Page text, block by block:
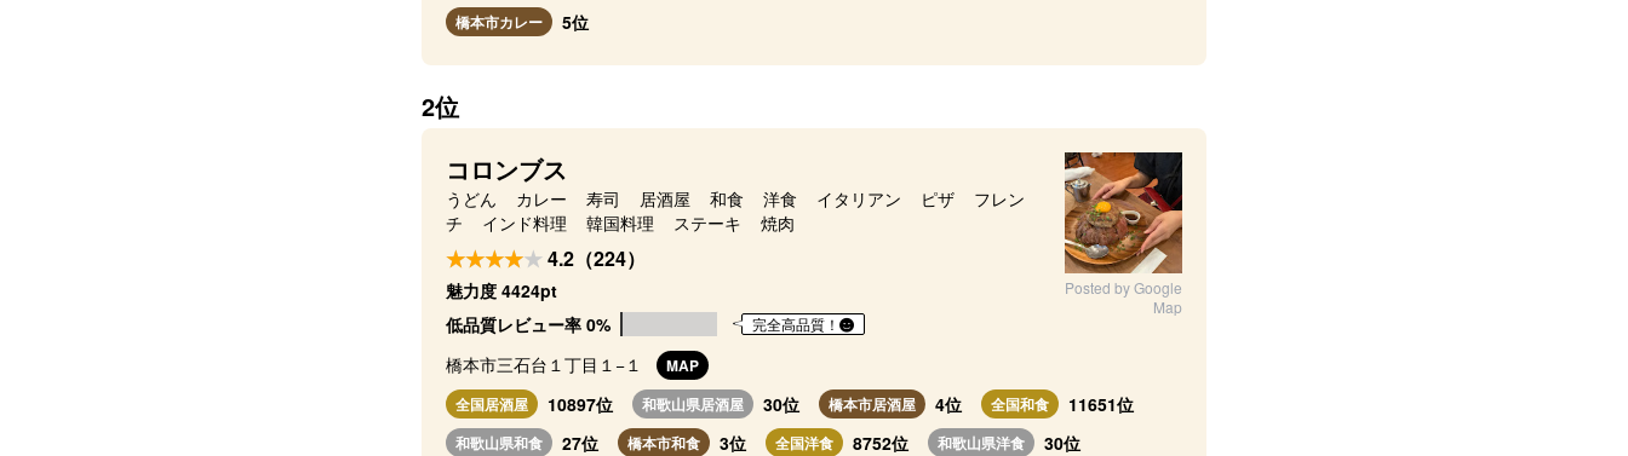
橋本市カレー 5位
2位
コロンブス
うどん カレー 寿司 居酒屋 和食 洋食 イタリアン ピザ
フレン
チ
インド料理 韓国料理 ステーキ 焼肉
4.2（224）
魅力度 4424pt
低品質レビュー率 0%
完全高品質！
Posted by Google
Map
橋本市三石台１丁目１−１
MAP
全国居酒屋
10897位 和歌山県居酒屋 30位 橋本市居酒屋 4位 全国和食 11651位
和歌山県和食 27位 橋本市和食 3位 全国洋食 8752位 和歌山県洋食 30位